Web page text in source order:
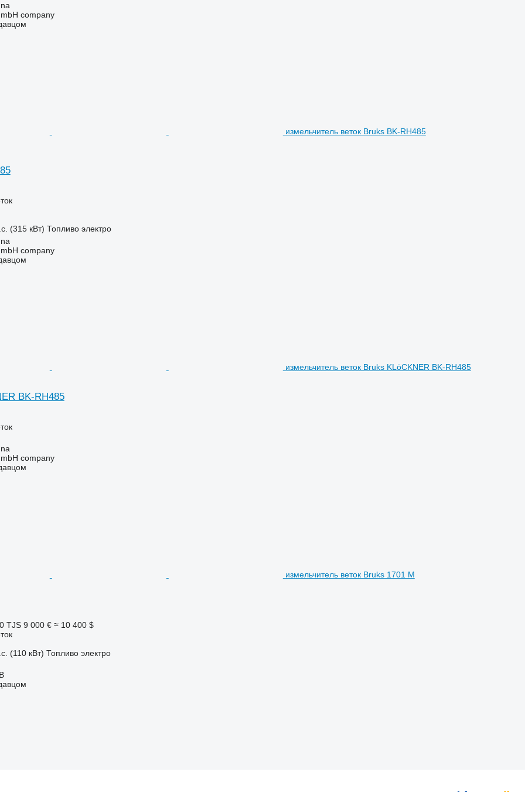
company
измельчитель веток Bruks BK-RH485
(315 кВт) Топливо электро
company
измельчитель веток Bruks KLöCKNER BK-RH485
BK-RH485
company
измельчитель веток Bruks 1701 M
TJS 9 000 € ≈ 10 400 $
(110 кВт) Топливо электро